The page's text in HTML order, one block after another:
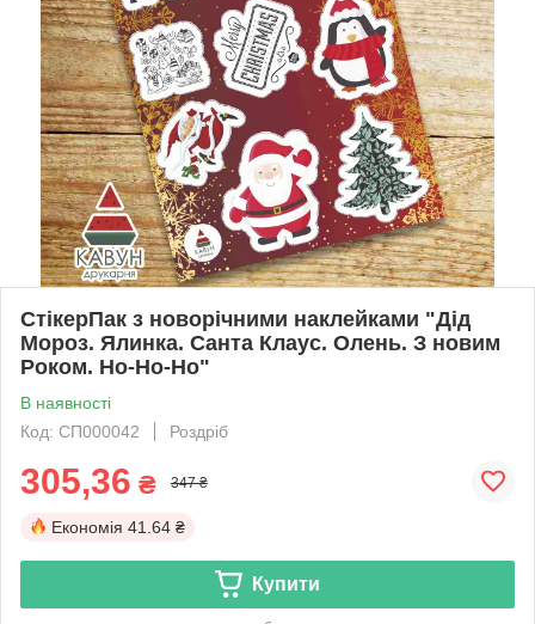
СтікерПак з новорічними наклейками "Дід
Мороз. Ялинка. Санта Клаус. Олень. З новим
Роком. Ho-Ho-Ho"
В наявності
Код: СП000042
Роздріб
305,36 ₴ 347 ₴
Економія 41.64 ₴
Купити